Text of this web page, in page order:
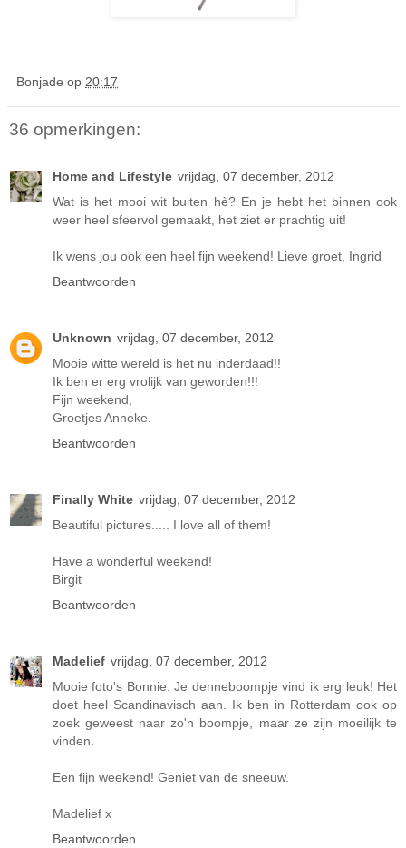
Bonjade op 20:17
36 opmerkingen:
Home and Lifestyle vrijdag, 07 december, 2012
Wat is het mooi wit buiten hè? En je hebt het binnen ook
weer heel sfeervol gemaakt, het ziet er prachtig uit!
Ik wens jou ook een heel fijn weekend! Lieve groet, Ingrid
Beantwoorden
Unknown vrijdag, 07 december, 2012
Mooie witte wereld is het nu inderdaad!!
Ik ben er erg vrolijk van geworden!!!
Fijn weekend,
Groetjes Anneke.
Beantwoorden
Finally White vrijdag, 07 december, 2012
Beautiful pictures..... I love all of them!
Have a wonderful weekend!
Birgit
Beantwoorden
Madelief vrijdag, 07 december, 2012
Mooie foto's Bonnie. Je denneboompje vind ik erg leuk! Het
doet heel Scandinavisch aan. Ik ben in Rotterdam ook op
zoek geweest naar zo'n boompje, maar ze zijn moeilijk te
vinden.
Een fijn weekend! Geniet van de sneeuw.
Madelief x
Beantwoorden